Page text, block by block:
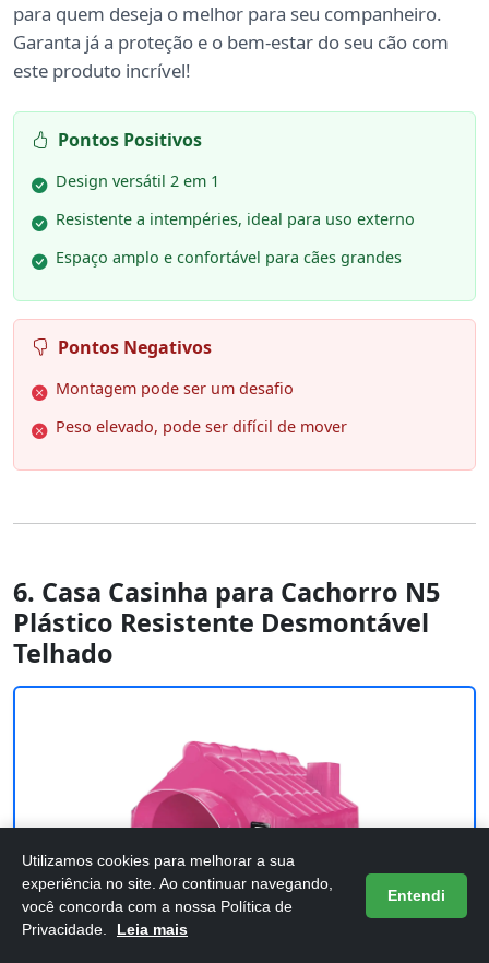
para quem deseja o melhor para seu companheiro.
Garanta já a proteção e o bem-estar do seu cão com
este produto incrível!
Pontos Positivos
Design versátil 2 em 1
Resistente a intempéries, ideal para uso externo
Espaço amplo e confortável para cães grandes
Pontos Negativos
Montagem pode ser um desafio
Peso elevado, pode ser difícil de mover
6. Casa Casinha para Cachorro N5
Plástico Resistente Desmontável
Telhado
Utilizamos cookies para melhorar a sua
experiência no site. Ao continuar navegando,
você concorda com a nossa Política de
Privacidade.
Leia mais
Entendi